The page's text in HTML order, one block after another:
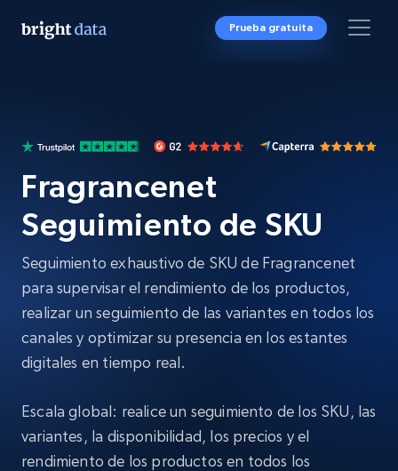
Prueba gratuita
Fragrancenet
Seguimiento de SKU
Seguimiento exhaustivo de SKU de Fragrancenet
para supervisar el rendimiento de los productos,
realizar un seguimiento de las variantes en todos los
canales y optimizar su presencia en los estantes
digitales en tiempo real.
Escala global: realice un seguimiento de los SKU, las
variantes, la disponibilidad, los precios y el
rendimiento de los productos en todos los